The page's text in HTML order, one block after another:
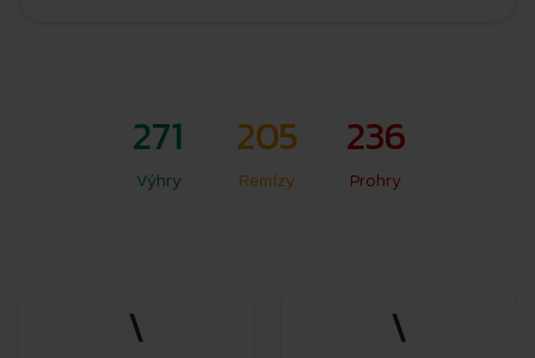
271
Výhry
205
Remízy
236
Prohry
\ \